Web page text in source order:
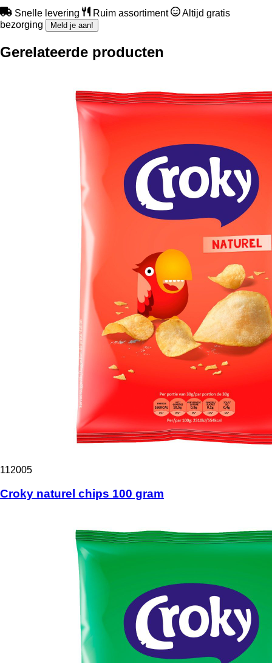
Snelle levering Ruim assortiment
Altijd gratis
bezorging
Meld je aan!
Gerelateerde producten
112005
Croky naturel chips 100 gram